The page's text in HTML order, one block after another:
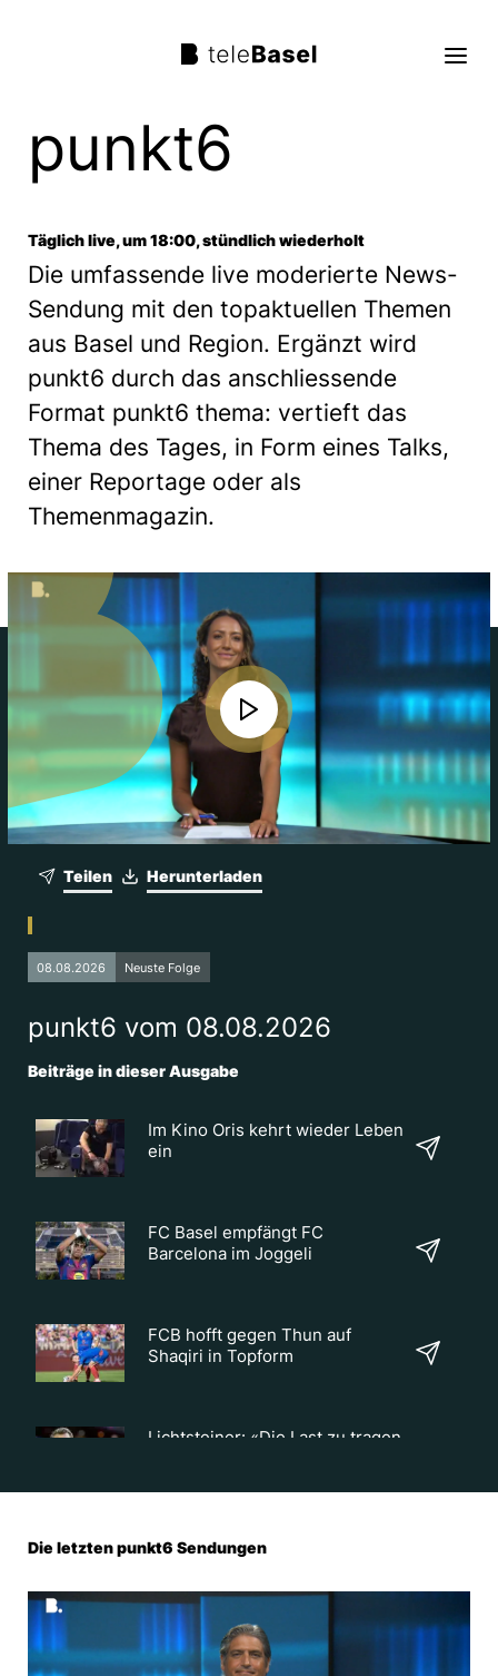
Live TV
TV Programm
Über uns
Suche
Trag mit!
punkt6
Täglich live, um 18:00, stündlich wiederholt
Die umfassende live moderierte News-
Sendung mit den topaktuellen Themen
aus Basel und Region. Ergänzt wird
punkt6 durch das anschliessende
Format punkt6 thema: vertieft das
Thema des Tages, in Form eines Talks,
einer Reportage oder als
Themenmagazin.
Herunterladen
Teilen
08.08.2026 Neuste Folge
punkt6 vom 08.08.2026
Beiträge in dieser Ausgabe
Im Kino Oris kehrt wieder Leben
ein
FC Basel empfängt FC
Barcelona im Joggeli
FCB hofft gegen Thun auf
Shaqiri in Topform
Lichtsteiner: «Die Last zu tragen,
Jonas Omlin fällt erneut aus
Erstes Strickcafé der Stadt
eröffnet
Die letzten punkt6 Sendungen